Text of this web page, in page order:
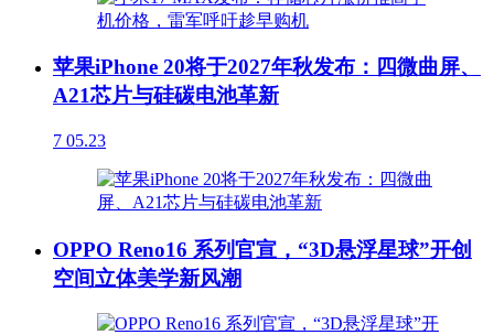
苹果iPhone 20将于2027年秋发布：四微曲屏、
A21芯片与硅碳电池革新
7 05.23
OPPO Reno16 系列官宣，“3D悬浮星球”开创
空间立体美学新风潮